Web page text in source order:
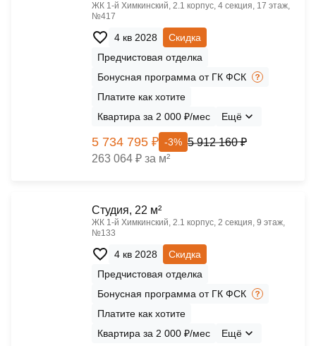
ЖК 1‑й Химкинский, 2.1 корпус, 4 секция, 17 этаж,
№417
4 кв 2028
Скидка
Предчистовая отделка
Бонусная программа от ГК ФСК
Платите как хотите
Квартира за 2 000 ₽/мес
Ещё
5 734 795 ₽ -3% 5 912 160 ₽
263 064 ₽ за м²
Cтудия, 22 м²
ЖК 1‑й Химкинский, 2.1 корпус, 2 секция, 9 этаж,
№133
4 кв 2028
Скидка
Предчистовая отделка
Бонусная программа от ГК ФСК
Платите как хотите
Квартира за 2 000 ₽/мес
Ещё